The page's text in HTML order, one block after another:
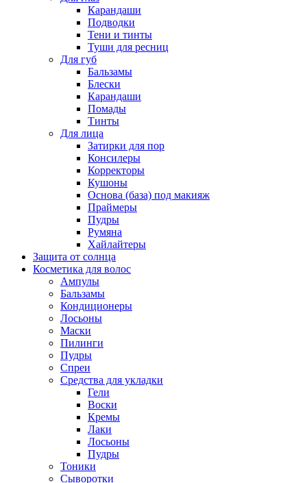
Карандаши
Подводки
Тени и тинты
Туши для ресниц
Для губ
Бальзамы
Блески
Карандаши
Помады
Тинты
Для лица
Затирки для пор
Консилеры
Корректоры
Кушоны
Основа (база) под макияж
Праймеры
Пудры
Румяна
Хайлайтеры
Защита от солнца
Косметика для волос
Ампулы
Бальзамы
Кондиционеры
Лосьоны
Маски
Пилинги
Пудры
Спреи
Средства для укладки
Гели
Воски
Кремы
Лаки
Лосьоны
Пудры
Тоники
Сыворотки